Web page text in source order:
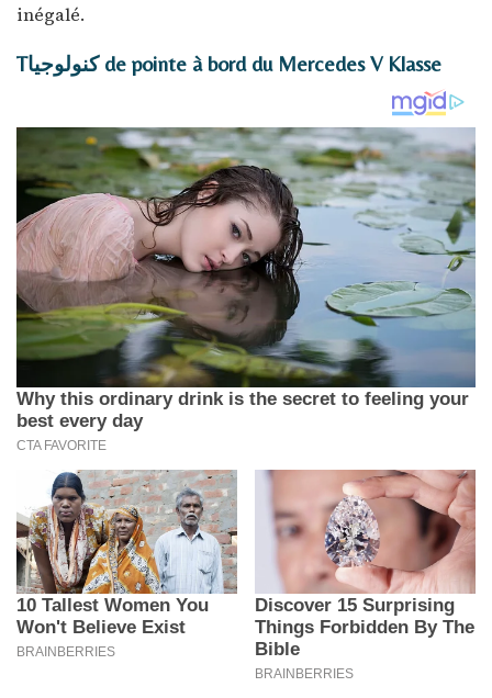
inégalé.
Tكنولوجيا de pointe à bord du Mercedes V Klasse